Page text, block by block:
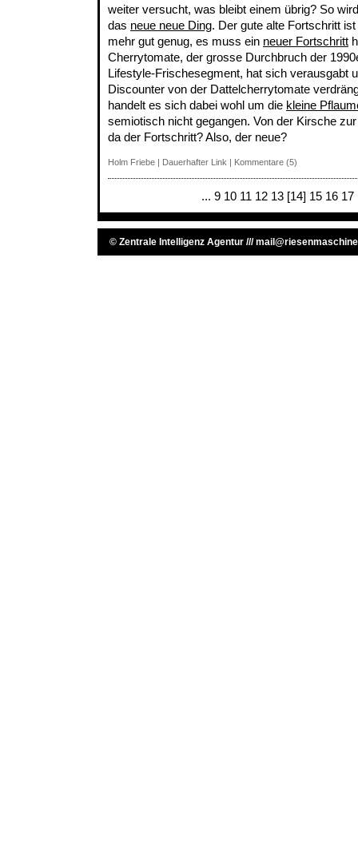
weiter versucht, was bleibt einem übrig? So
das neue neue Ding. Der gute alte Fortschritt
mehr gut genug, es muss ein neuer Fortschritt
Cherrytomate, der grosse Durchbruch der
Lifestyle-Frischesegment, hat sich verausgabt
Discounter von der Dattelcherrytomate
handelt es sich dabei wohl um die kleine
semiotisch nicht gegangen. Von der Kirsche
da der Fortschritt? Also, der neue?
Holm Friebe | Dauerhafter Link | Kommentare (5)
... 9 10 11 12 13[14] 15 16 17
© Zentrale Intelligenz Agentur ///